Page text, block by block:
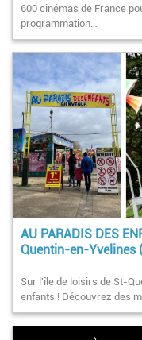
600 cinémas de France
programmation…
AU PARADIS DES
Quentin-en-Yvelines
Sur l'île de loisirs de St-
enfants ! Découvrez des